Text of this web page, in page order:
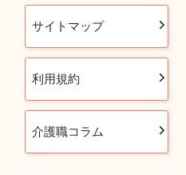
サイトマップ
利用規約
介護職コラム